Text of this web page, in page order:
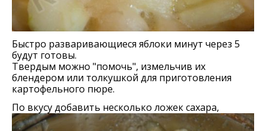
Быстро разваривающиеся яблоки минут через 5
будут готовы.
Твердым можно "помочь", измельчив их
блендером или толкушкой для приготовления
картофельного пюре.
По вкусу добавить несколько ложек сахара,